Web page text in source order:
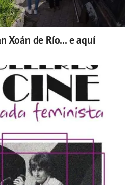
Xoán de Río... e aquí